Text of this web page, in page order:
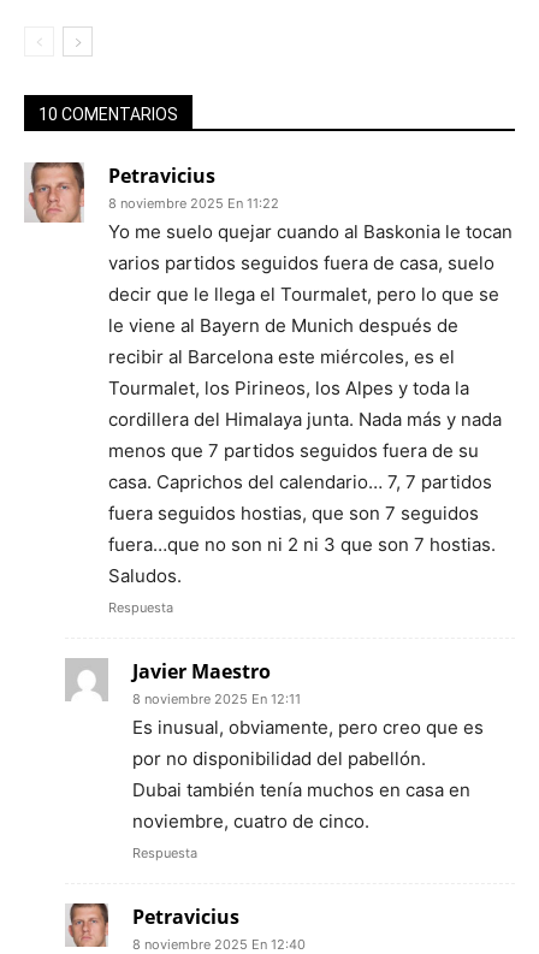
10 COMENTARIOS
Petravicius
8 noviembre 2025 En 11:22
Yo me suelo quejar cuando al Baskonia le tocan
varios partidos seguidos fuera de casa, suelo
decir que le llega el Tourmalet, pero lo que se
le viene al Bayern de Munich después de
recibir al Barcelona este miércoles, es el
Tourmalet, los Pirineos, los Alpes y toda la
cordillera del Himalaya junta. Nada más y nada
menos que 7 partidos seguidos fuera de su
casa. Caprichos del calendario… 7, 7 partidos
fuera seguidos hostias, que son 7 seguidos
fuera…que no son ni 2 ni 3 que son 7 hostias.
Saludos.
Respuesta
Javier Maestro
8 noviembre 2025 En 12:11
Es inusual, obviamente, pero creo que es
por no disponibilidad del pabellón.
Dubai también tenía muchos en casa en
noviembre, cuatro de cinco.
Respuesta
Petravicius
8 noviembre 2025 En 12:40